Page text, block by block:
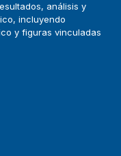
análisis y
incluyendo
y figuras vinculadas